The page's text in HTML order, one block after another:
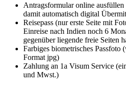
Antragsformular online
damit automatisch digital
Reisepass (nur erste Seite mit
Einreise nach Indien noch 6
gegenüber liegende freie Seiten
Farbiges biometrisches
Format jpg)
Zahlung an 1a Visum Service
und Mwst.)